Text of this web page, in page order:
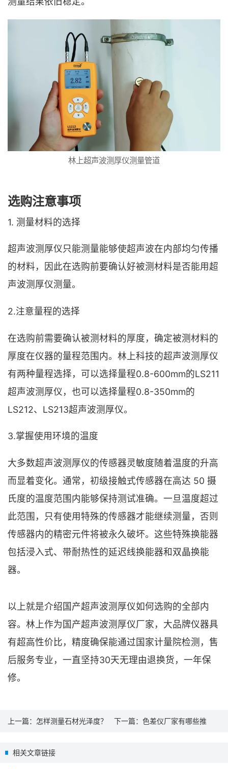
林上超声波测厚仪测量管道
选购注意事项
1. 测量材料的选择
超声波测厚仪只能测量能够使超声波在内部均匀传播
的材料，因此在选购前要确认好被测材料是否能用超
声波测厚仪测量。
2.注意量程的选择
在选购前需要确认被测材料的厚度，确定被测材料的
厚度在仪器的量程范围内。林上科技的超声波测厚仪
有两种量程选择，可以选择量程0.8-600mm的LS211
超声波测厚仪，也可以选择量程0.8-350mm的
LS212、LS213超声波测厚仪。
3.掌握使用环境的温度
大多数超声波测厚仪的传感器灵敏度随着温度的升高
而显着变化。通常，初级接触式传感器在高达 50 摄
氏度的温度范围内能够保持测试准确。一旦温度超过
此范围，只有使用特殊的传感器才能继续测量，否则
传感器内的精密元件将被永久破坏。这些特殊换能器
包括浸入式、带耐热性的延迟线换能器和双晶换能
器。
以上就是介绍国产超声波测厚仪如何选购的全部内
容。林上作为国产超声波测厚仪厂家，大品牌仪器具
有超高性价比，精度确保能通过国家计量院检测，售
后服务专业，一直坚持30天无理由退换货，一年保
修。
上一篇： 怎样测量石材光泽度？ 下一篇： 色差仪厂家有哪些推
相关文章链接